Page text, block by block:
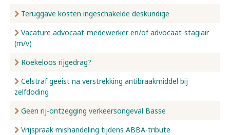
Teruggave kosten ingeschakelde deskundige
Vacature advocaat-medewerker en/of advocaat-stagiair
(m/v)
Roekeloos rijgedrag?
Celstraf geëist na verstrekking antibraakmiddel bij
zelfdoding
Geen rij-ontzegging verkeersongeval Basse
Vrijspraak mishandeling tijdens ABBA-tribute